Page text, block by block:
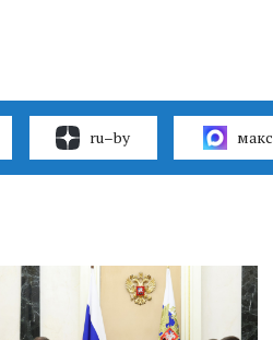
ru–by макс